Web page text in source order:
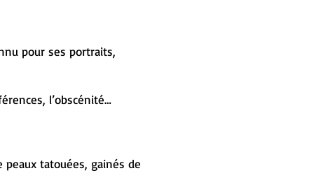
pour ses portraits,
l’obscénité…
peaux tatouées, gainés de